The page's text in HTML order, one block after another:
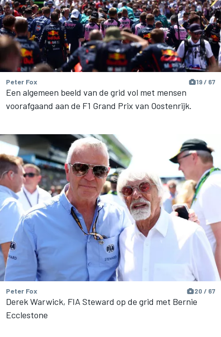
Peter Fox 19 / 67
Een algemeen beeld van de grid vol met mensen
voorafgaand aan de F1 Grand Prix van Oostenrijk.
Peter Fox 20 / 67
Derek Warwick, FIA Steward op de grid met Bernie
Ecclestone